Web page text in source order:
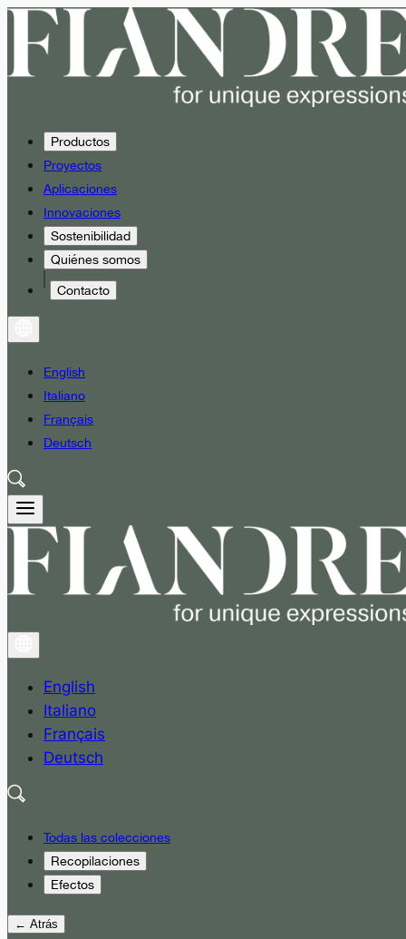
Productos
Proyectos
Aplicaciones
Innovaciones
Sostenibilidad
Quiénes somos
Contacto
English
Italiano
Français
Deutsch
English
Italiano
Français
Deutsch
Todas las colecciones
Recopilaciones
Efectos
← Atrás